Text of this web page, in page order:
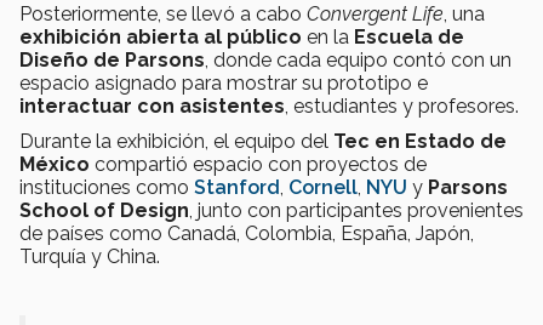
Posteriormente, se llevó a cabo Convergent Life , una
exhibición abierta al público en la Escuela de
Diseño de Parsons , donde cada equipo contó con un
espacio asignado para mostrar su prototipo e
interactuar con asistentes , estudiantes y profesores.
Durante la exhibición, el equipo del Tec en Estado de
México compartió espacio con proyectos de
instituciones como Stanford Cornell NYU y Parsons
School of Design , junto con participantes provenientes
de países como Canadá, Colombia, España, Japón,
Turquía y China.